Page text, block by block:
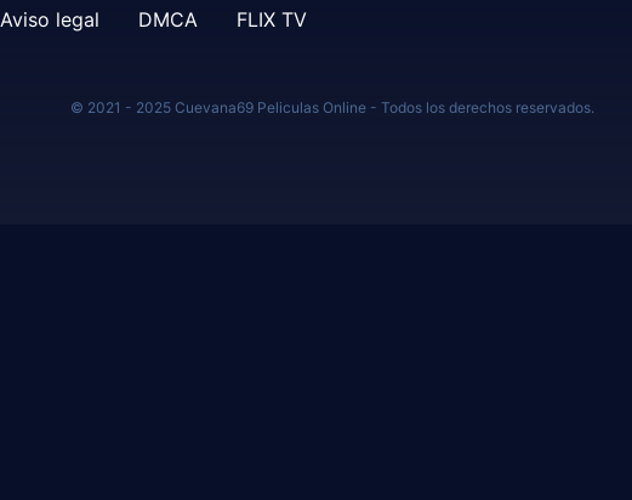
Aviso legal DMCA FLIX TV
© 2021 - 2025 Cuevana69 Peliculas Online - Todos los derechos reservados.